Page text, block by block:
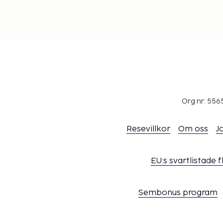
Org nr:
Resevillkor Om oss
EU:s svartlistade
Sembonus program